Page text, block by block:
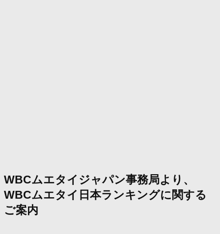
WBCムエタイジャパン事務局より、
WBCムエタイ日本ランキングに関する
ご案内